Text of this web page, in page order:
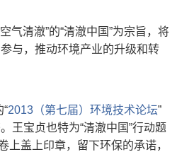
气清澈”的“清澈中国”为宗旨，将
与，推动环境产业的升级和转
2013（第七届）环境技术论坛”
王宝贞也特为“清澈中国”行动题
上盖上印章，留下环保的承诺，